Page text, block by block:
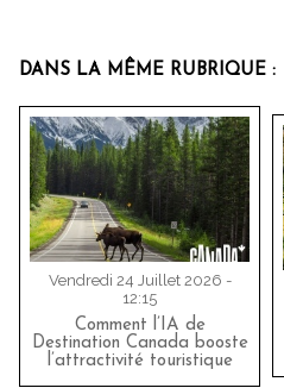
DANS LA MÊME RUBRIQUE :
Vendredi 24 Juillet 2026 -
12:15
Comment l’IA de
Destination Canada booste
l’attractivité touristique